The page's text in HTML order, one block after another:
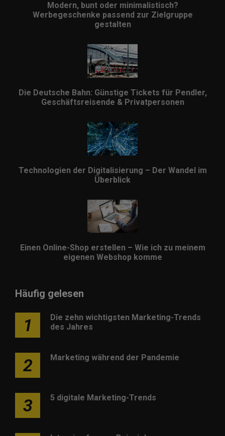
Modern, bunt oder minimalistisch?
Werbegeschenke passend zur Zielgruppe
gestalten
Die Deutsche Bahn: Günstige Tickets für Pendler,
Geschäftsreisende & Privatpersonen
Technologien der Digitalisierung – Der Wandel im
Überblick
Einen Online-Shop erstellen – Wie ich zu meinem
eigenen Webshop komme
Häufig gelesen
1
Die zehn wichtigsten Marketing-Trends
des Jahres
2 Marketing während der Pandemie
3 5 digitale Marketing-Trends